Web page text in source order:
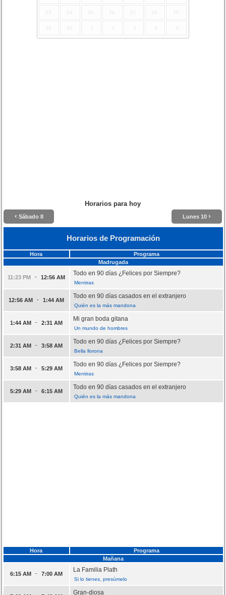
Horarios para hoy
‹ Sábado 8 Lunes 10 ›
Horarios de Programación
Hora
Programa
Madrugada
11:23 PM - 12:56 AM
Todo en 90 días ¿Felices por Siempre?
Mentiras
12:56 AM - 1:44 AM
Todo en 90 días casados en el extranjero
Quién es la más mandona
1:44 AM - 2:31 AM
Mi gran boda gitana
Un mundo de hombres
2:31 AM - 3:58 AM
Todo en 90 días ¿Felices por Siempre?
Bella llorona
3:58 AM - 5:29 AM
Todo en 90 días ¿Felices por Siempre?
Mentiras
5:29 AM - 6:15 AM
Todo en 90 días casados en el extranjero
Quién es la más mandona
Hora
Programa
Mañana
6:15 AM - 7:00 AM
La Familia Plath
Si lo tienes, presúmelo
Gran-diosa